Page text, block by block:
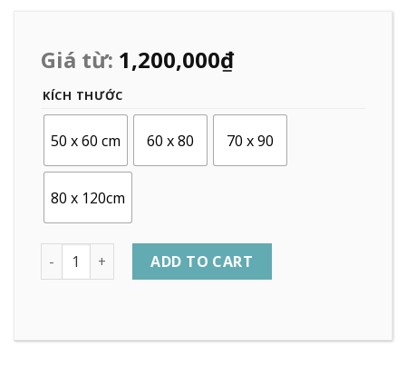
Giá từ: 1,200,000₫
KÍCH THƯỚC
50 x 60 cm 60 x 80 70 x 90
80 x 120cm
Quantity ADD TO CART